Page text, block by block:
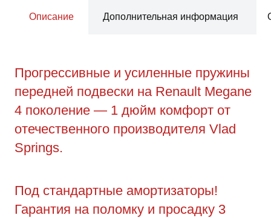
Описание Дополнительная информация
Прогрессивные и усиленные пружины
передней подвески на Renault Megane
4 поколение — 1 дюйм комфорт от
отечественного производителя Vlad
Springs.
Под стандартные амортизаторы!
Гарантия на поломку и просадку 3